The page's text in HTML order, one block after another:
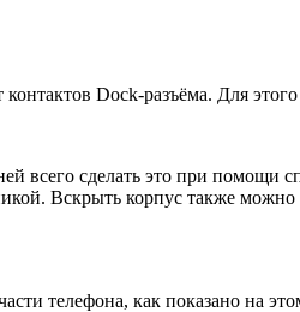
Dock-разъёма. Для
всего сделать это при помощи
Вскрыть корпус также
телефона, как показано на